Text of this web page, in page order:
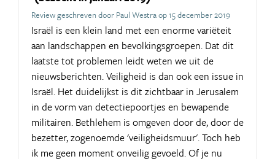
Review geschreven door Paul Westra op 15 december 2019
Israël is een klein land met een enorme variëteit
aan landschappen en bevolkingsgroepen. Dat dit
laatste tot problemen leidt weten we uit de
nieuwsberichten. Veiligheid is dan ook een issue in
Israël. Het duidelijkst is dit zichtbaar in Jerusalem
in de vorm van detectiepoortjes en bewapende
militairen. Bethlehem is omgeven door de, door de
bezetter, zogenoemde 'veiligheidsmuur'. Toch heb
ik me geen moment onveilig gevoeld. Of je nu